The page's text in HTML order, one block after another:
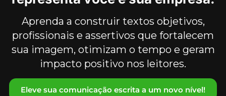
Aprenda a construir textos objetivos,
profissionais e assertivos que fortalecem
sua imagem, otimizam o tempo e geram
impacto positivo nos leitores.
Eleve sua comunicação escrita a um novo nível!